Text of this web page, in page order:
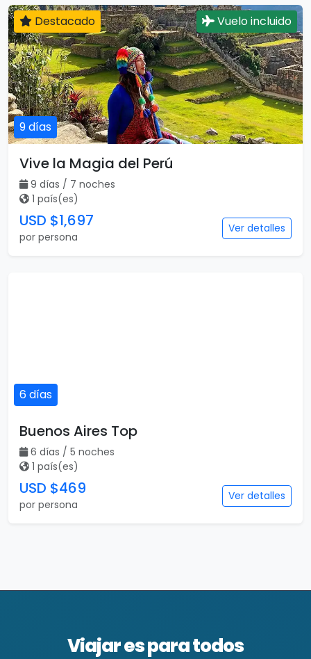
9 días
Destacado Vuelo incluido
Vive la Magia del Perú
9 días / 7 noches
1 país(es)
USD $1,697
por persona
Ver detalles
6 días
Buenos Aires Top
6 días / 5 noches
1 país(es)
USD $469
por persona
Ver detalles
Viajar es para todos